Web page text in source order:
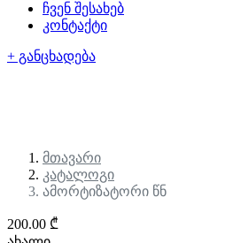
ჩვენ შესახებ
კონტაქტი
+ განცხადება
მთავარი
კატალოგი
ამორტიზატორი წნ
200.00 ₾